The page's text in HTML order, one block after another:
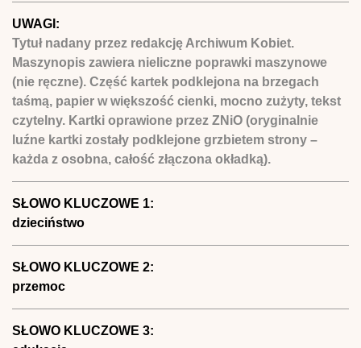
UWAGI:
Tytuł nadany przez redakcję Archiwum Kobiet.
Maszynopis zawiera nieliczne poprawki maszynowe
(nie ręczne). Część kartek podklejona na brzegach
taśmą, papier w większość cienki, mocno zużyty, tekst
czytelny. Kartki oprawione przez ZNiO (oryginalnie
luźne kartki zostały podklejone grzbietem strony –
każda z osobna, całość złączona okładką).
SŁOWO KLUCZOWE 1:
dzieciństwo
SŁOWO KLUCZOWE 2:
przemoc
SŁOWO KLUCZOWE 3: